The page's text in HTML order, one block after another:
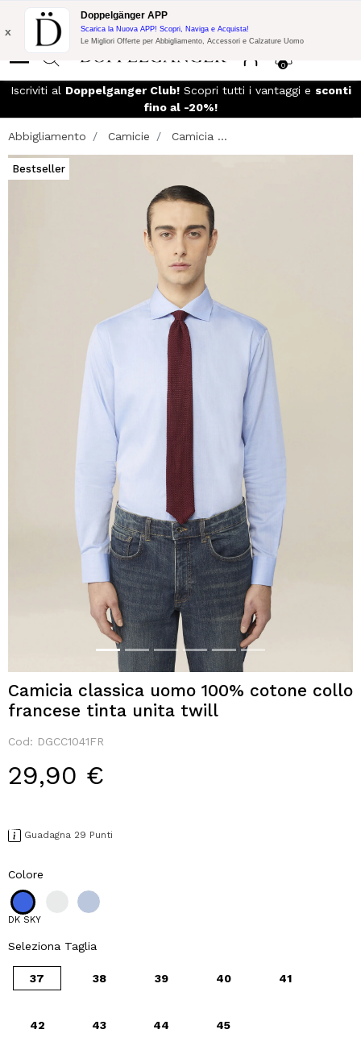
Promo Flash:
10% di Extra Sconto su 300€ di Acquisto con codice:
DOPPEL300
0
x
Doppelgänger APP
Scarica la Nuova APP! Scopri, Naviga e Acquista!
Le Migliori Offerte per Abbigliamento, Accessori e Calzature Uomo
Iscriviti al Doppelganger Club!Scopri tutti i vantaggi e sconti
fino al -20%!
Abbigliamento Camicie Camicia ...
Bestseller
Camicia classica uomo 100% cotone collo
francese tinta unita twill
Cod: DGCC1041FR
29,90 €
Guadagna 29 Punti
Colore
DK SKY
Seleziona Taglia
37 38 39 40 41
42 43 44 45